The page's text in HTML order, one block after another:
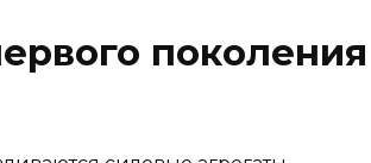
поколения